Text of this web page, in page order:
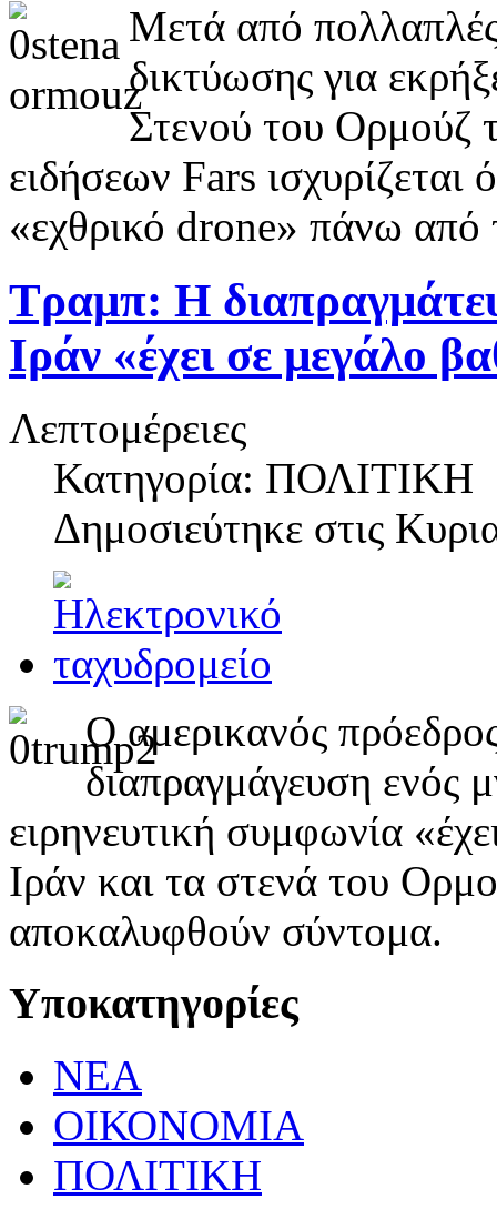
Μετά από
δικτύωσης για
Στενού του Ορμούζ
ειδήσεων Fars ισχυρίζεται
«εχθρικό drone» πάνω
Τραμπ: Η
Ιράν «έχει σε μεγάλο
Λεπτομέρειες
Κατηγορία: ΠΟΛΙΤΙΚΗ
Δημοσιεύτηκε στις
Ο αμερικανός
διαπραγμάγευση ενός
ειρηνευτική συμφωνία
Ιράν και τα στενά του
αποκαλυφθούν σύντομα.
Υποκατηγορίες
ΝΕΑ
ΟΙΚΟΝΟΜΙΑ
ΠΟΛΙΤΙΚΗ